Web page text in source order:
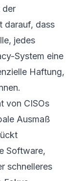
der
darauf, dass
jedes
System eine
Haftung,
von CISOs
Ausmaß
Software,
schnelleres